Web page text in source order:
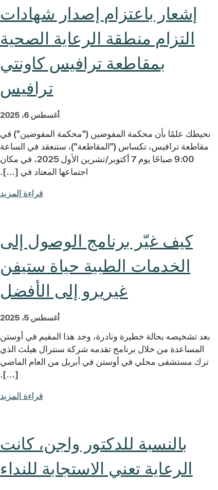
إشعار باعتزام إصدار شهادات
التزام منطقة الرعاية الصحية
بمقاطعة ترافيس كاونتي
ترافيس
أغسطس 6، 2025
نحيطك علمًا بأن محكمة المفوضين ("محكمة المفوضين") في
مقاطعة ترافيس، تكساس ("المقاطعة")، ستنعقد في الساعة
9:00 صباحًا يوم 7 أكتوبر/تشرين الأول 2025، في مكان
اجتماعها المعتاد في [...].
قراءة المزيد
كيف غيّر برنامج الوصول إلى
الخدمات الطبية حياة ستيفن
غيريرو إلى الأفضل
أغسطس 5، 2025
بعد تشخيصه بحالة خطيرة ونادرة، وجد هذا المقيم في أوستن
المساعدة من خلال برنامج تقدمه شركة سنترال هيلث الذي
ترك مستشفى محلي في أوستن في أبريل من العام الماضي
[...].
قراءة المزيد
بالنسبة للدكتور واجن، كانت
الرعاية تعني الاستجابة للنداء